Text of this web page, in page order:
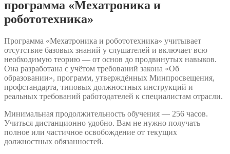
программа «Мехатроника и
робототехника»
Программа «Мехатроника и робототехника» учитывает
отсутствие базовых знаний у слушателей и включает всю
необходимую теорию — от основ до продвинутых навыков.
Она разработана с учётом требований закона «Об
образовании», программ, утверждённых Минпросвещения,
профстандарта, типовых должностных инструкций и
реальных требований работодателей к специалистам отрасли.
Минимальная продолжительность обучения — 256 часов.
Учиться дистанционно удобно. Вам не нужно получать
полное или частичное освобождение от текущих
должностных обязанностей.